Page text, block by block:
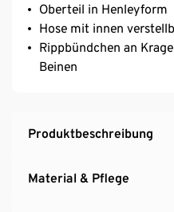
Oberteil in Henleyform
Hose mit innen
Rippbündchen an
Beinen
Produktbeschreibung
Material & Pflege